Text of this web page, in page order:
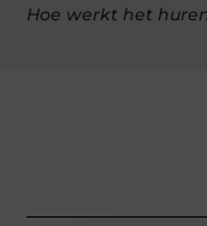
Hoe werkt het